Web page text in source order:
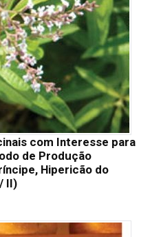
com Interesse para
de Produção
Hipericão do
II)